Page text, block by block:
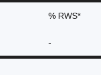
% RWS*
-